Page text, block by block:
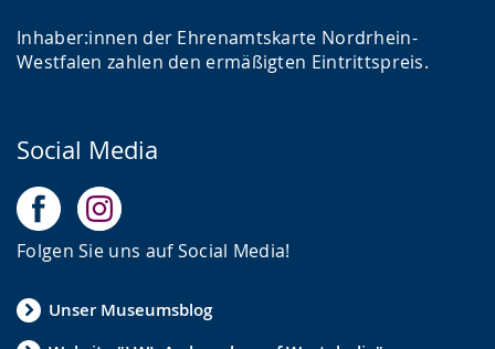
Inhaber:innen der Ehrenamtskarte Nordrhein-
Westfalen zahlen den ermäßigten Eintrittspreis.
Social Media
Folgen Sie uns auf Social Media!
Unser Museumsblog